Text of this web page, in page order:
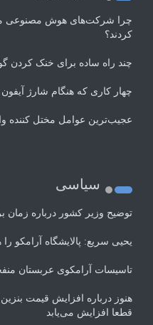
چرا شرکت‌های هوش مصنوعی
کردند؟
چند راه‌ ساده برای خنک کردن
چهار کاری که هنگام شارژ آیفون
عجیب‌ترین عوامل مختل کننده
سیاسی
توضیح وزیر کشور درباره زمان
یحیی سریع: پالایشگاه آرامکو
تاسیسات آرامکوی عربستان
هنوز درباره افزایش قیمت
قطعا افزایش می‌یابد